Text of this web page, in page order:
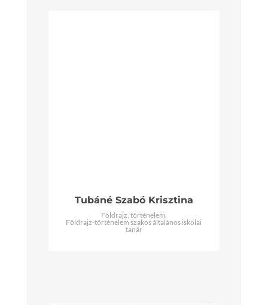
Tubáné Szabó Krisztina
Földrajz, történelem.
Földrajz-történelem szakos általános iskolai
tanár